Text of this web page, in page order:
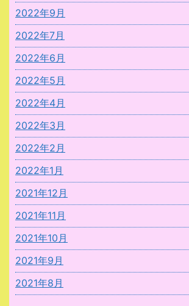
2022年9月
2022年7月
2022年6月
2022年5月
2022年4月
2022年3月
2022年2月
2022年1月
2021年12月
2021年11月
2021年10月
2021年9月
2021年8月